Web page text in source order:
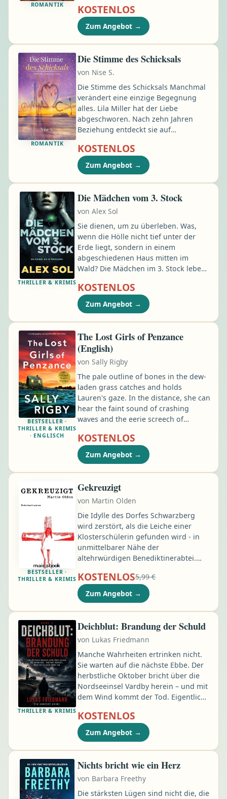
ROMANTIK
Ranch über Wasser zu halten, arbeitet
Beau im Hintergrund, kartiert
Wildtierkorridore und hält nach
Bedrohungen Ausschau, die sonst
niemand bemerkt …
KOSTENLOS
Zum Angebot →
ROMANTIK
Die Stimme des Schicksals
von Nise S.
Die Stimme des Schicksals Manchmal
verändert eine einzige Begegnung
alles. Lila Miller hat der Liebe
abgeschworen. Nach zehn Jahren
Beziehung entdeckt sie auf
dem sie vertraut hat, ein Doppelleben
geführt hat. Seit diesem Tag glaubt sie
nicht mehr an Happy Ends.
Stattdessen konzentriert sie sich auf
ihre Arbeit im Krankenhaus in
Tacoma. Dort scheint alles
vorhersehbar zu sein – bis plötzlich
eine neue Stimme in ihren Kopfhörern
auftaucht. Ruhig. Warm …
KOSTENLOS
Zum Angebot →
THRILLER & KRIMIS
Die Mädchen vom 3. Stock
von Alex Sol
Sie dienen, um zu überleben. Was,
wenn die Hölle nicht tief unter der
Erde liegt, sondern in einem
abgeschiedenen Haus mitten im
Wald? Die Mädchen im 3. Stock leben
Hölle. Einige haben "das Haus", in
dem sie täglich missbraucht werden,
seit Jahren nicht verlassen.Andere
wissen schon gar nicht mehr, wie die
Welt da draußen überhaupt aussieht.
Jeder ihrer Schritte wird überwacht.
Doch Mimi, mit 22 eine der Ältesten,
hat einen Plan. Sie hat alles
vorbereitet …
KOSTENLOS
Zum Angebot →
BESTSELLER ·
THRILLER & KRIMIS
· ENGLISCH
The Lost Girls of Penzance
(English)
von Sally Rigby
The pale outline of bones in the dew-
laden grass catches and holds
Lauren's gaze. In the distance, she can
hear the faint sound of crashing
waves and the eerie screech of
cut short in this beautiful, lonely
place? Detective Lauren Pengelly has
only been part of the Penzance police
force for less than two years, but
that’s enough time to know that the
sleepy Cornish town doesn’t see many
murders …
KOSTENLOS
Zum Angebot →
BESTSELLER ·
THRILLER & KRIMIS
Gekreuzigt
von Martin Olden
Die Idylle des Dorfes Schwarzberg
wird zerstört, als die Leiche einer
Klosterschülerin gefunden wird - in
unmittelbarer Nähe der
altehrwürdigen Benediktinerabtei.
Steiner, der für seine
unkonventionellen Methoden bekannt
ist. Das Opfer, die 19-jährige Beatrice
Tauscher, weckt in ihm Erinnerungen
an einen unverarbeiteten
Schicksalsschlag. Seither steht Steiner
mit dem Glauben und der Kirche auf
Kriegsfuß …
KOSTENLOS5,99 €
Zum Angebot →
THRILLER & KRIMIS
Deichblut: Brandung der Schuld
von Lukas Friedmann
Manche Wahrheiten ertrinken nicht.
Sie warten auf die nächste Ebbe. Der
herbstliche Oktober bricht über die
Nordseeinsel Vardby herein – und mit
dem Wind kommt der Tod. Eigentlich
geschlossen. Doch als
Hauptkommissar Falk Brenner und
seine Kollegin Lena Munk zu einem
einsamen Zelt am Nordstrand gerufen
werden, ist die Idylle vorbei: Eine
junge Journalistin liegt tot in ihrem
Schlafsack. Erstickt …
KOSTENLOS
Zum Angebot →
Nichts bricht wie ein Herz
von Barbara Freethy
Die stärksten Lügen sind nicht die, die